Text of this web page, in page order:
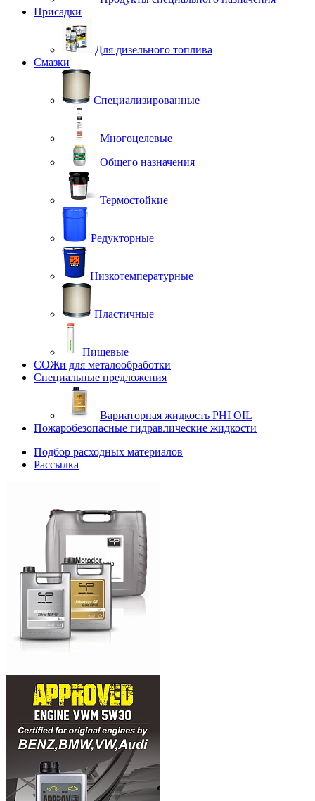
Присадки
Для дизельного топлива
Смазки
Специализированные
Многоцелевые
Общего назначения
Термостойкие
Редукторные
Низкотемпературные
Пластичные
Пищевые
СОЖи для металообработки
Специальные предложения
Вариаторная жидкость PHI OIL
Пожаробезопасные гидравлические жидкости
Подбор расходных материалов
Рассылка